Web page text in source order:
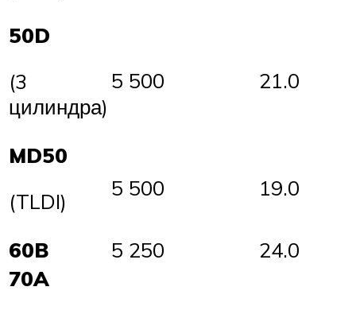
50D
(3
цилиндра)
5 500 21.0
MD50
(TLDI)
5 500 19.0
60B 5 250
24.0
70A